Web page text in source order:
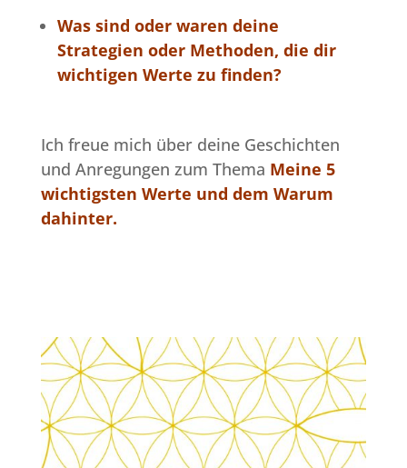
Was sind oder waren deine
Strategien oder Methoden, die dir
wichtigen Werte zu finden?
Ich freue mich über deine Geschichten
und Anregungen zum Thema Meine 5
wichtigsten Werte und dem Warum
dahinter.